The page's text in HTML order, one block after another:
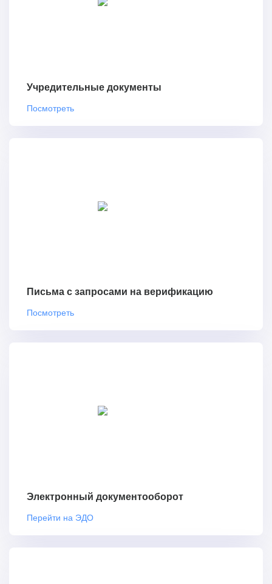
Учредительные документы
Посмотреть
Письма с запросами на верификацию
Посмотреть
Электронный документооборот
Перейти на ЭДО